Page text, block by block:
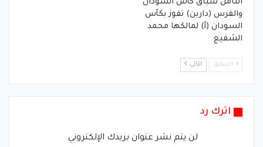
الثامن سباق كأس السودان
والفرس (دارين) تفوز بكأس
السودان (أ) لمالكها محمد
الشفيع
السابق التالي
اترك رد
لن يتم نشر عنوان بريدك الإلكتروني.